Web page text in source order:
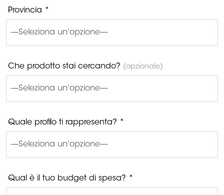
Provincia *
Che prodotto stai cercando? (opzionale)
Quale profilo ti rappresenta? *
Qual è il tuo budget di spesa? *